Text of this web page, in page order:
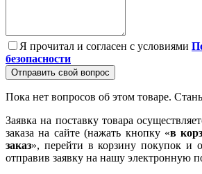
Я прочитал и согласен с условиями
безопасности
Отправить свой вопрос
Пока нет вопросов об этом товаре.
Заявка на поставку товара
заказа на сайте (нажать кнопку «в
заказ», перейти в корзину покупок и
отправив заявку на нашу электронную